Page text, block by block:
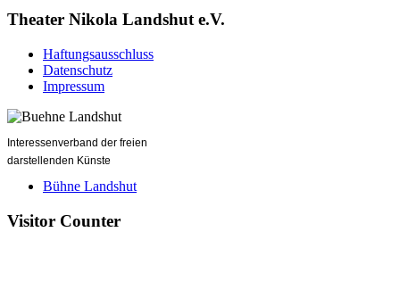
Theater Nikola Landshut e.V.
Haftungsausschluss
Datenschutz
Impressum
Interessenverband der freien
darstellenden Künste
Bühne Landshut
Visitor Counter